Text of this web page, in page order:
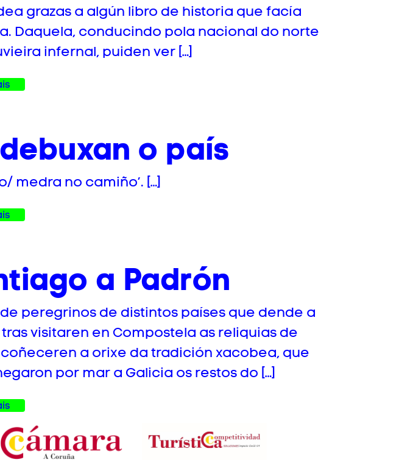
grazas a algún libro de historia que facía
Daquela, conducindo pola nacional do norte
infernal, puiden ver […]
o país
medra no camiño’. […]
a Padrón
peregrinos de distintos países que dende a
visitaren en Compostela as reliquias de
a orixe da tradición xacobea, que
por mar a Galicia os restos do […]